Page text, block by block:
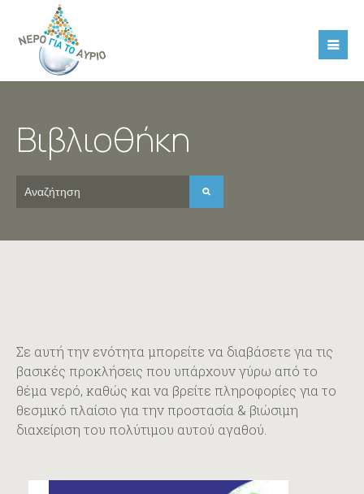
Βιβλιοθήκη
Σε αυτή την ενότητα μπορείτε να διαβάσετε για τις
βασικές προκλήσεις που υπάρχουν γύρω από το
θέμα νερό, καθώς και να βρείτε πληροφορίες για το
θεσμικό πλαίσιο για την προστασία & βιώσιμη
διαχείριση του πολύτιμου αυτού αγαθού.